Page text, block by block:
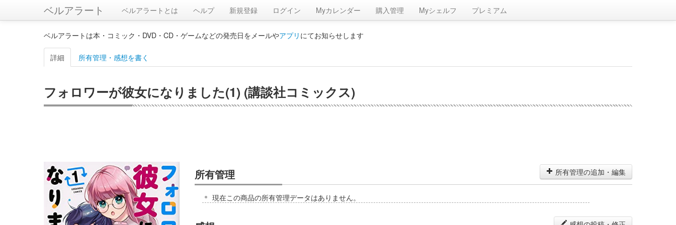
ベルアラート ベルアラートとは ヘルプ 新規登録 ログイン Myカレンダー 購入管理 Myシェルフ プレミアム
ベルアラートは本・コミック・DVD・CD・ゲームなどの発売日をメールやアプリ にてお知らせします
詳細 所有管理・感想を書く
フォロワーが彼女になりました(1) (講談社コミックス)
所有管理 所有管理の追加・編集
現在この商品の所有管理データはありません。